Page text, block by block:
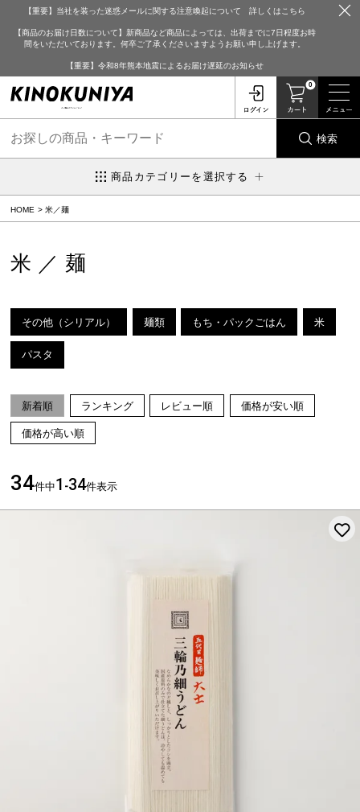
【重要】当社を装った迷惑メールに関する注意喚起について 詳しくはこちら
【商品のお届け日数について】新商品など商品によっては、出荷までに7日程度お時
間をいただいております。何卒ご了承くださいますようお願い申し上げます。
【重要】令和8年熊本地震によるお届け遅延のお知らせ
0
検索
商品カテゴリーを選択する
HOME 米／麺
米／麺
その他（シリアル） 麺類 もち・パックごはん 米
パスタ
新着順 ランキング レビュー順 価格が安い順
価格が高い順
34件中1 -34件表示